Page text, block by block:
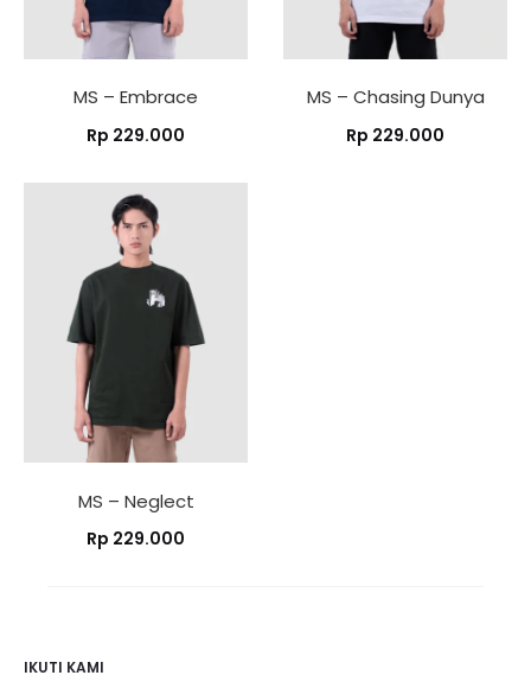
MS – Embrace
Rp 229.000
MS – Chasing Dunya
Rp 229.000
MS – Neglect
Rp 229.000
IKUTI KAMI